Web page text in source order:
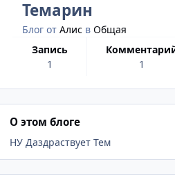
Темарин
Блог отАлис вОбщая
запись
1
1
О этом блоге
НУ Даздраствует Тем